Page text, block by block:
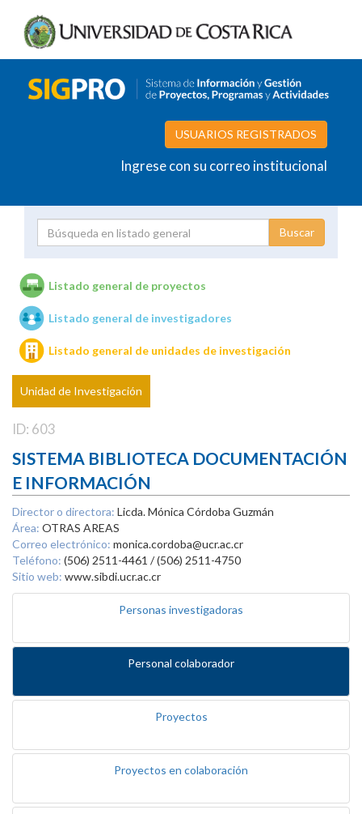
USUARIOS REGISTRADOS
Ingrese con su correo institucional
Unidades de investigación
Listado general de proyectos
Listado general de investigadores
Listado general de unidades de investigación
Unidad de Investigación
ID: 603
SISTEMA BIBLIOTECA DOCUMENTACIÓN
E INFORMACIÓN
Director o directora: Licda. Mónica Córdoba Guzmán
Área: OTRAS AREAS
Correo electrónico: monica.cordoba@ucr.ac.cr
Teléfono: (506) 2511-4461 / (506) 2511-4750
Sitio web: www.sibdi.ucr.ac.cr
Personas investigadoras
Personal colaborador
Proyectos
Proyectos en colaboración